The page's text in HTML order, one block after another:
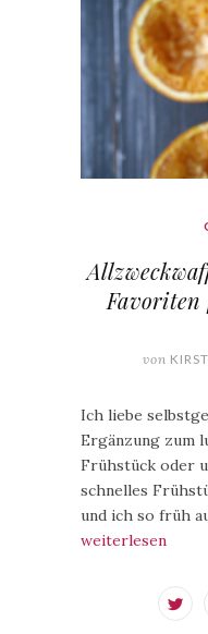
Favoriten
von
Ich liebe
Ergänzung zum
Frühstück oder
schnelles
und ich so früh
weiterlesen